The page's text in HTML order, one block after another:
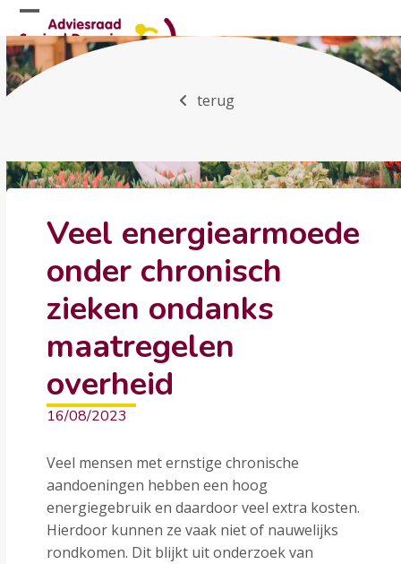
Skip
to
content
Open
mobile
menu
Close
mobile
menu
terug
Veel energiearmoede
onder chronisch
zieken ondanks
maatregelen
overheid
16/08/2023
Veel mensen met ernstige chronische
aandoeningen hebben een hoog
energiegebruik en daardoor veel extra kosten.
Hierdoor kunnen ze vaak niet of nauwelijks
rondkomen. Dit blijkt uit onderzoek van